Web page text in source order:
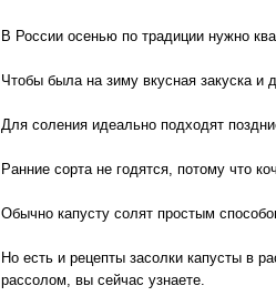
В России осенью по традиции нужно
Чтобы была на зиму вкусная закуска и
Для соления идеально подходят
Ранние сорта не годятся, потому что
Обычно капусту солят простым
Но есть и рецепты засолки капусты в
рассолом, вы сейчас узнаете.